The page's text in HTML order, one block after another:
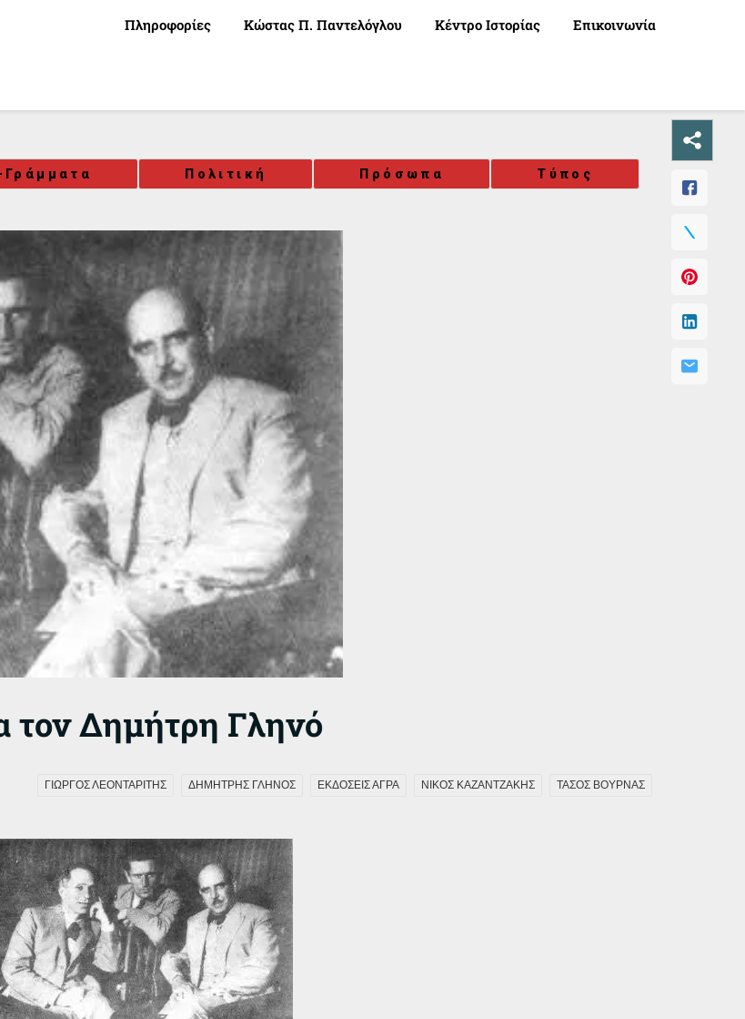
Πληροφορίες Κώστας Π. Παντελόγλου Κέντρο Ιστορίας Επικοινωνία
Πολιτική Πρόσωπα Τύπος
τον Δημήτρη Γληνό
ΓΙΩΡΓΟΣ ΛΕΟΝΤΑΡΙΤΗΣ ΔΗΜΗΤΡΗΣ ΓΛΗΝΟΣ ΕΚΔΟΣΕΙΣ ΑΓΡΑ ΝΙΚΟΣ ΚΑΖΑΝΤΖΑΚΗΣ ΤΑΣΟΣ ΒΟΥΡΝΑΣ